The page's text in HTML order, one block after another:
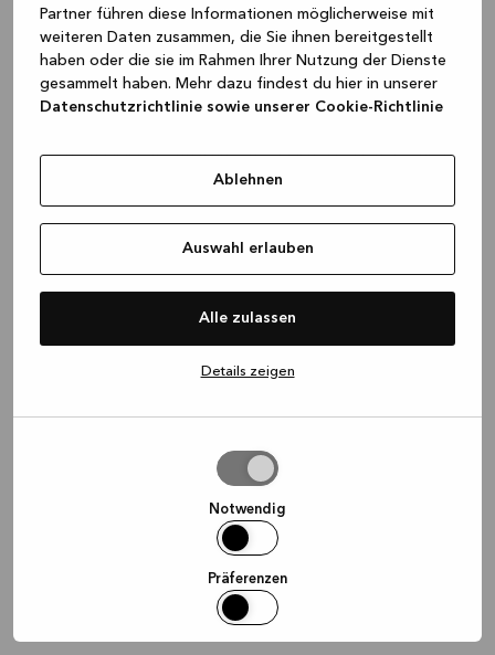
Partner führen diese Informationen möglicherweise mit
weiteren Daten zusammen, die Sie ihnen bereitgestellt
haben oder die sie im Rahmen Ihrer Nutzung der Dienste
gesammelt haben. Mehr dazu findest du hier in unserer
Datenschutzrichtlinie sowie unserer Cookie-Richtlinie
Ablehnen
Auswahl erlauben
Alle zulassen
Details zeigen
Notwendig
Präferenzen
loadingwww.kvik.de (see the browser console for more
information)